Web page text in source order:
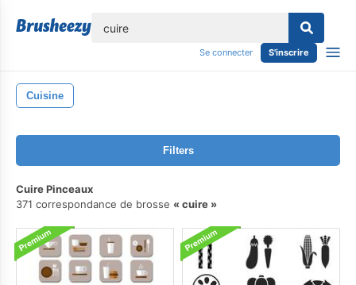
Se connecter S'inscrire
Cuisine
Filters
Cuire Pinceaux
371 correspondance de brosse
cuire